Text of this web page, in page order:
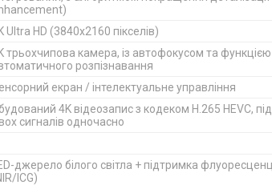
Ultra HD (3840x2160 пікселів)
трьохчипова камера, із автофокусом та функцією
розпізнавання
екран / інтелектуальне управління
4K відеозапис з кодеком H.265 HEVC,
сигналів одночасно
джерело білого світла + підтримка
ICG)